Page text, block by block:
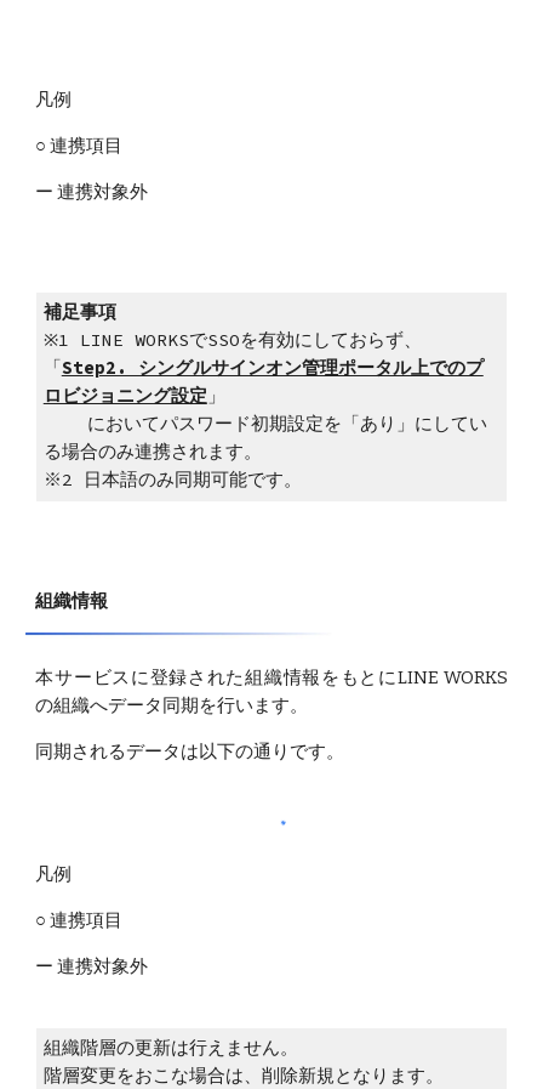
凡例
○ 連携項目
ー 連携対象外
補足事項
※1 LINE WORKSでSSOを有効にしておらず、
「 Step2. シングルサインオン管理ポータル上でのプ
ロビジョニング設定 」
る場合のみ連携されます。
※2 日本語のみ同期可能です。
組織情報
本サービスに登録された組織情報をもとにLINE WORKS
の組織へデータ同期を行います。
同期されるデータは以下の通りです。
凡例
○ 連携項目
ー 連携対象外
組織階層の更新は行えません。
階層変更をおこな場合は、削除新規となります。